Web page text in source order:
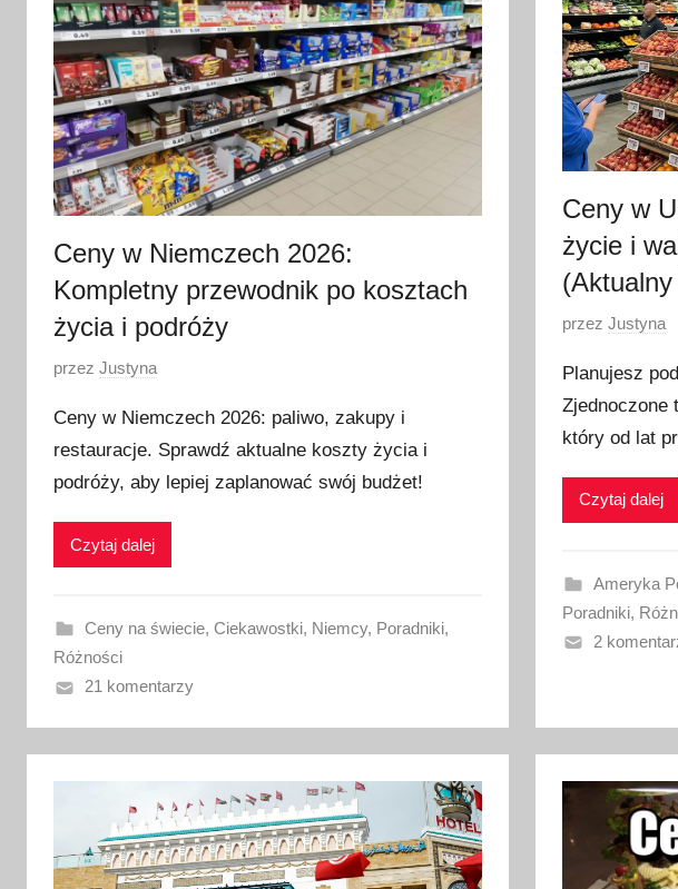
Ceny w Niemczech 2026:
Kompletny przewodnik po kosztach
życia i podróży
O
u
b
l
o
a
n
o
a
przez Justyna
Ceny w Niemczech 2026: paliwo, zakupy i
restauracje. Sprawdź aktualne koszty życia i
podróży, aby lepiej zaplanować swój budżet!
Czytaj dalej
Ceny na świecie, Ciekawostki, Niemcy, Poradniki,
Różności
21 komentarzy
Ceny w
życie i
O
u
b
l
o
a
n
o
t
y
c
n
przezJustyna
Planujesz
Zjednoczone
który od lat
Czytaj dalej
Ameryka
Poradniki,
2